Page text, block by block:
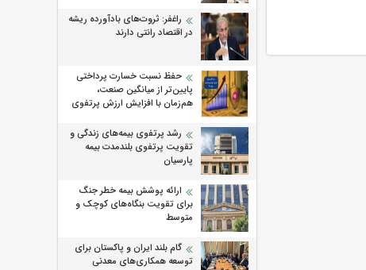
راغفر: ثروت‌های بادآورده ریشه
در اقتصاد رانتی دارند
حفظ نسبت خسارت پرداختی
پایین‌تر از میانگین صنعت،
هم‌زمان با افزایش ارزش پرتفوی
رشد پرتفوی بیمه‌های زندگی و
تقویت پرتفوی بلندمدت بیمه
پارسیان
ارائه پوشش بیمه خطر جنگ
برای تقویت بنگاه‌های کوچک و
متوسط
گام بلند ایران و پاکستان برای
توسعه همکاری‌های معدنی